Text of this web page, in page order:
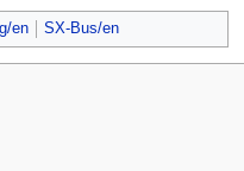
en SX-Bus/en